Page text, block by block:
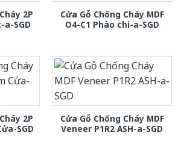
2P
SGD
Cửa Gỗ Chống Cháy MDF
O4-C1 Phào chi-a-SGD
2P
SGD
Cửa Gỗ Chống Cháy MDF
Veneer P1R2 ASH-a-SGD